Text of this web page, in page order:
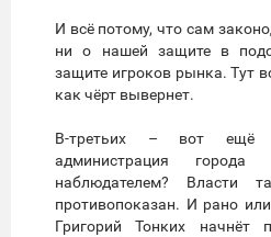
И всё потому, что сам
ни о нашей защите в
защите игроков рынка. Тут
как чёрт вывернет.
В-третьих – вот ещё
администрация города
наблюдателем? Власти
противопоказан. И рано
Григорий Тонких начнёт